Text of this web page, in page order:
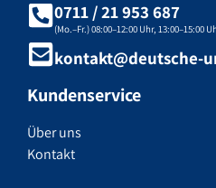
0711 / 21 953 687
(Mo.–Fr.) 08:00–12:00 Uhr, 13:00–15:00
kontakt@deutsche-
Kundenservice
Über uns
Kontakt